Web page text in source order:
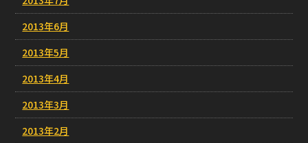
2013年6月
2013年5月
2013年4月
2013年3月
2013年2月